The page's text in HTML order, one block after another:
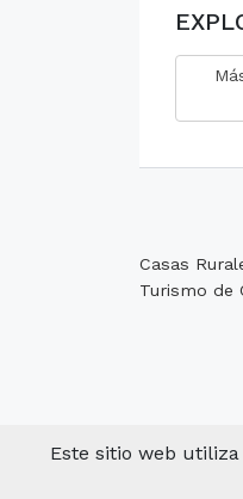
Casas
Turismo de
Este sitio web